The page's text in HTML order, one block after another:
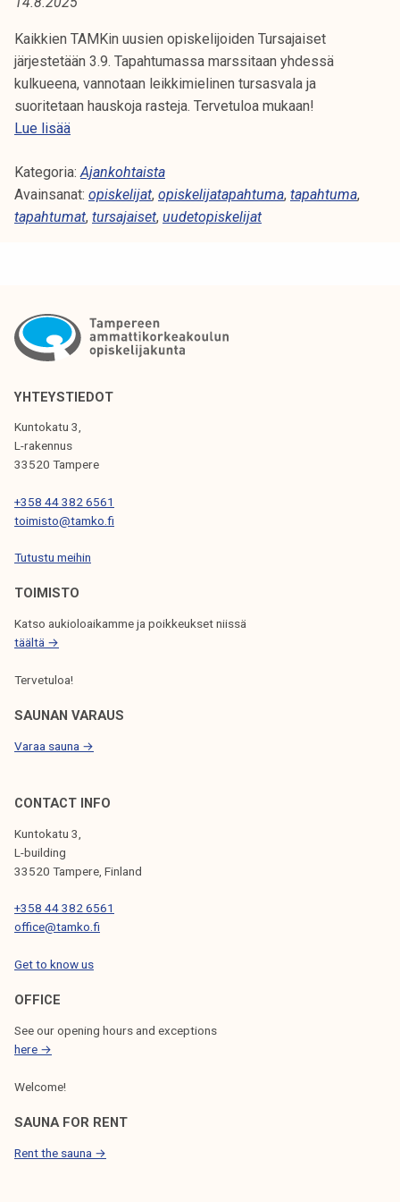
t
i
k
o
r
k
a
k
o
o
p
s
e
l
j
a
n
t
a
A
:
T
U
R
S
A
I
E
T
Kaikkien TAMKin uusien opiskelijoiden Tursajaiset
järjestetään 3.9. Tapahtumassa marssitaan yhdessä
kulkueena, vannotaan leikkimielinen tursasvala ja
suoritetaan hauskoja rasteja. Tervetuloa mukaan!
Lue lisääT
m
k
o
s
a
a
s
e
2
0
2
Kategoria:Ajankohtaista
Avainsanat: opiskelijat, opiskelijatapahtuma, tapahtuma,
tapahtumat, tursajaiset, uudetopiskelijat
YHTEYSTIEDOT
Kuntokatu 3,
L-rakennus
33520 Tampere
+358 44 382 6561
toimisto@tamko.fi
Tutustu meihin
TOIMISTO
Katso aukioloaikamme ja poikkeukset niissä
täältä →
Tervetuloa!
SAUNAN VARAUS
Varaa sauna →
CONTACT INFO
Kuntokatu 3,
L-building
33520 Tampere, Finland
+358 44 382 6561
office@tamko.fi
Get to know us
OFFICE
See our opening hours and exceptions
here →
Welcome!
SAUNA FOR RENT
Rent the sauna →